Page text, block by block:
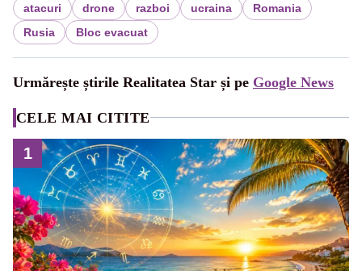
atacuri drone razboi ucraina
Romania
Rusia
Bloc evacuat
Urmărește știrile Realitatea Star și pe Google News
CELE MAI CITITE
1